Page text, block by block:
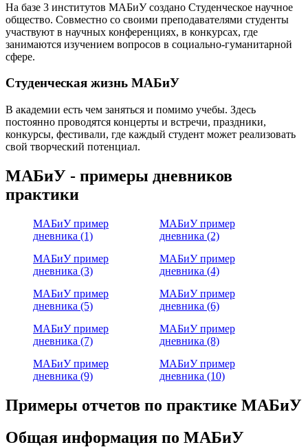
На базе 3 институтов МАБиУ создано Студенческое научное
общество. Совместно со своими преподавателями студенты
участвуют в научных конференциях, в конкурсах, где
занимаются изучением вопросов в социально-гуманитарной
сфере.
Студенческая жизнь МАБиУ
В академии есть чем заняться и помимо учебы. Здесь
постоянно проводятся концерты и встречи, праздники,
конкурсы, фестивали, где каждый студент может реализовать
свой творческий потенциал.
МАБиУ - примеры дневников
практики
МАБиУ пример
дневника (1)
МАБиУ пример
дневника (2)
МАБиУ пример
дневника (3)
МАБиУ пример
дневника (4)
МАБиУ пример
дневника (5)
МАБиУ пример
дневника (6)
МАБиУ пример
дневника (7)
МАБиУ пример
дневника (8)
МАБиУ пример
дневника (9)
МАБиУ пример
дневника (10)
Примеры отчетов по практике МАБиУ
Общая информация по МАБиУ